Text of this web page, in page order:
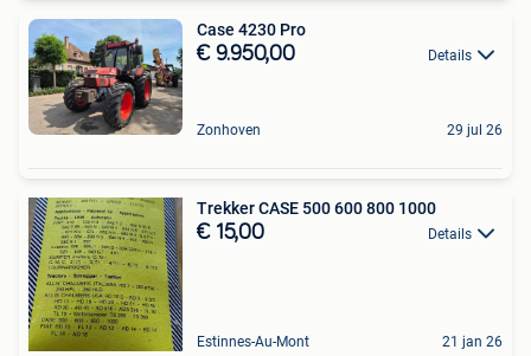
Case 4230 Pro
€ 9.950,00 Details
Zonhoven 29 jul 26
Trekker CASE 500 600 800 1000
€ 15,00 Details
Estinnes-Au-Mont 21 jan 26